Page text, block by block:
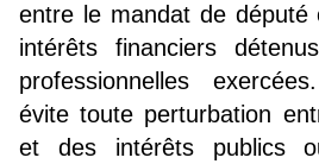
entre le mandat de député
intérêts financiers
professionnelles
évite toute perturbation
et des intérêts publics